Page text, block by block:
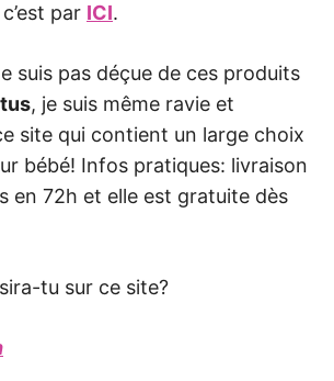
par ICI.
suis pas déçue de ces produits
, je suis même ravie et
site qui contient un large choix
bébé! Infos pratiques: livraison
en 72h et elle est gratuite dès
tu sur ce site?